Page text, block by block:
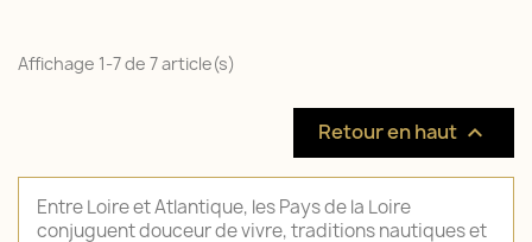
Affichage 1-7 de 7 article(s)
Retour en haut 
Entre Loire et Atlantique, les Pays de la Loire
conjuguent douceur de vivre, traditions nautiques et